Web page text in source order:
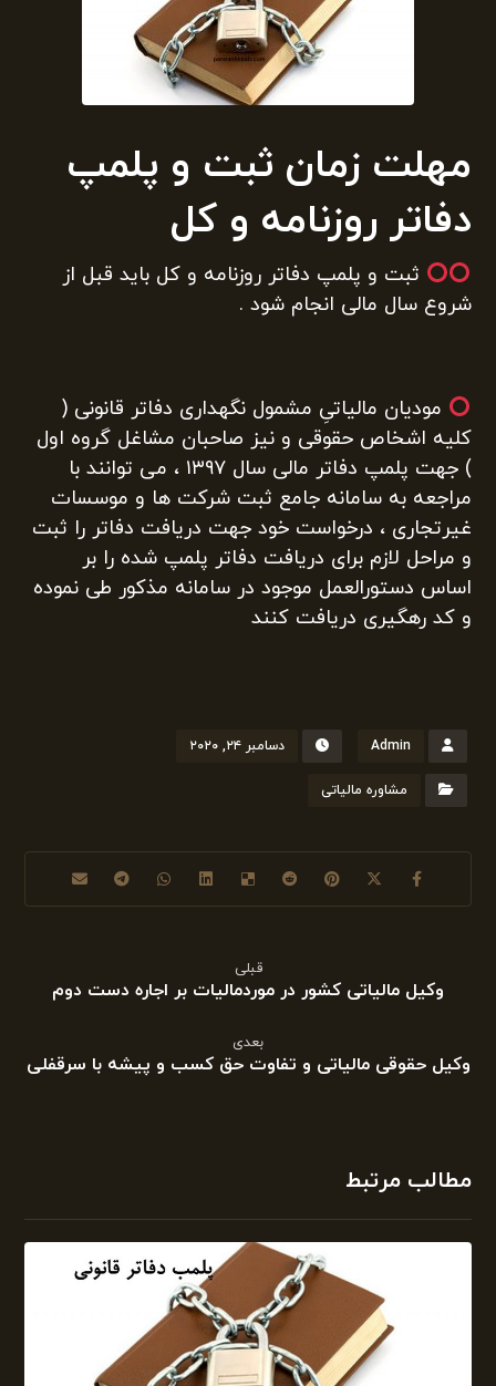
مهلت زمان ثبت و پلمپ
دفاتر روزنامه و کل
ثبت و پلمپ دفاتر روزنامه و کل باید قبل از
شروع سال مالی انجام شود .
مودیان مالیاتیِ مشمول نگهداری دفاتر قانونی (
کلیه اشخاص حقوقی و نیز صاحبان مشاغل گروه اول
) جهت پلمپ دفاتر مالی سال ۱۳۹۷ ، می توانند با
مراجعه به سامانه جامع ثبت شرکت ها و موسسات
غیرتجاری ، درخواست خود جهت دریافت دفاتر را ثبت
و مراحل لازم برای دریافت دفاتر پلمپ شده را بر
اساس دستورالعمل موجود در سامانه مذکور طی نموده
و کد رهگیری دریافت کنند
Admin دسامبر ۲۴, ۲۰۲۰
مشاوره مالیاتی
قبلی
وکیل مالیاتی کشور در موردمالیات بر اجاره دست دوم
بعدی
وکیل حقوقی مالیاتی و تفاوت حق کسب و پیشه با سرقفلی
مطالب مرتبط